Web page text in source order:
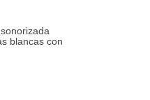
blancas con
de